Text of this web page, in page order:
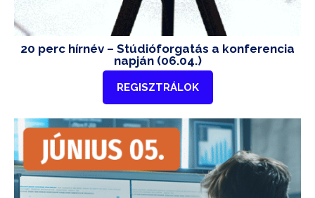
20 perc hírnév – Stúdióforgatás a konferencia
napján (06.04.)
REGISZTRÁLOK